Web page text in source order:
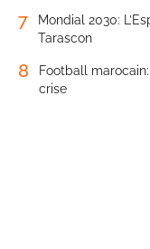
7
Mondial 2030:
Tarascon
8
Football
crise